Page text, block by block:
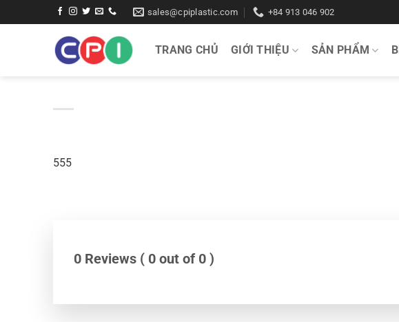
qua
sales@cpiplastic.com +84 913 046 902
TRANG CHỦ GIỚI THIỆU SẢN PHẨM
555
0 Reviews ( 0 out of 0 )